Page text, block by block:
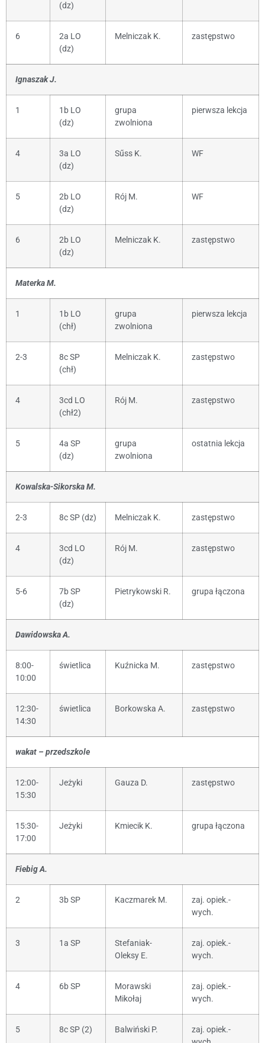
(dz)
6
2a LO
(dz)
Melniczak K. zastępstwo
Ignaszak J.
1
1b LO
(dz)
grupa
zwolniona
pierwsza lekcja
4
3a LO
(dz)
Sűss K. WF
5
2b LO
(dz)
Rój M. WF
6
2b LO
(dz)
Melniczak K. zastępstwo
Materka M.
1
1b LO
(chł)
grupa
zwolniona
pierwsza lekcja
2-3
8c SP
(chł)
Melniczak K. zastępstwo
4
3cd LO
(chł2)
Rój M. zastępstwo
5
4a SP
(dz)
grupa
zwolniona
ostatnia lekcja
Kowalska-Sikorska M.
2-3 8c SP (dz) Melniczak K. zastępstwo
4
3cd LO
(dz)
Rój M. zastępstwo
5-6
7b SP
(dz)
Pietrykowski R. grupa łączona
Dawidowska A.
8:00-
10:00
świetlica Kuźnicka M. zastępstwo
12:30-
14:30
świetlica Borkowska A. zastępstwo
wakat – przedszkole
12:00-
15:30
Jeżyki Gauza D. zastępstwo
15:30-
17:00
Jeżyki Kmiecik K. grupa łączona
Fiebig A.
2 3b SP Kaczmarek M.
zaj. opiek.-
wych.
3 1a SP
Stefaniak-
Oleksy E.
zaj. opiek.-
wych.
4 6b SP
Morawski
Mikołaj
zaj. opiek.-
wych.
5 8c SP (2) Balwiński P.
zaj. opiek.-